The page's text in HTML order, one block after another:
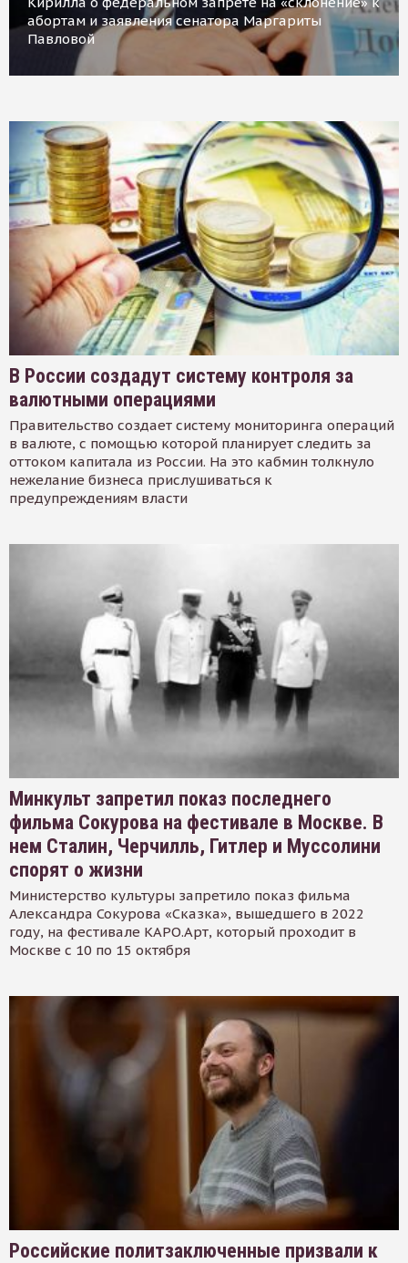
абортам и заявления сенатора Маргариты
Павловой
В России создадут систему контроля за
валютными операциями
Правительство создает систему мониторинга операций
в валюте, с помощью которой планирует следить за
оттоком капитала из России. На это кабмин толкнуло
нежелание бизнеса прислушиваться к
предупреждениям власти
Минкульт запретил показ последнего
фильма Сокурова на фестивале в Москве. В
нем Сталин, Черчилль, Гитлер и Муссолини
спорят о жизни
Министерство культуры запретило показ фильма
Александра Сокурова «Сказка», вышедшего в 2022
году, на фестивале КАРО.Арт, который проходит в
Москве с 10 по 15 октября
Российские политзаключенные призвали к